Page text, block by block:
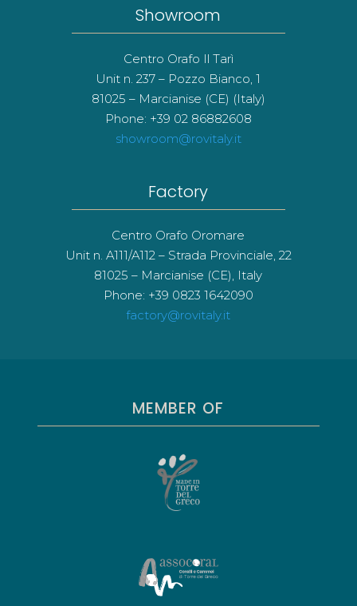
Showroom
Centro Orafo Il Tarì
Unit n. 237 – Pozzo Bianco, 1
81025 – Marcianise (CE) (Italy)
Phone: +39 02 86882608
showroom@rovitaly.it
Factory
Centro Orafo Oromare
Unit n. A111/A112 – Strada Provinciale, 22
81025 – Marcianise (CE), Italy
Phone: +39 0823 1642090
factory@rovitaly.it
MEMBER OF